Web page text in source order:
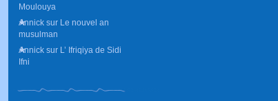
Moulouya
Annick sur Le nouvel an
musulman
Annick sur L’ Ifriqiya de Sidi
Ifni